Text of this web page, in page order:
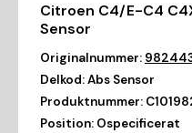
Citroen C4/E-C4
Sensor
Originalnummer:
Delkod:Abs Sensor
Produktnummer:
Position: Ospecificerat